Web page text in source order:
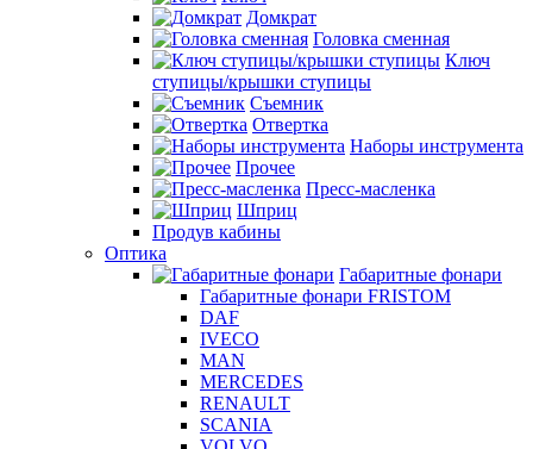
Домкрат
Головка сменная
Ключ
ступицы/крышки ступицы
Съемник
Отвертка
Наборы инструмента
Прочее
Пресс-масленка
Шприц
Продув кабины
Оптика
Габаритные фонари
Габаритные фонари FRISTOM
DAF
IVECO
MAN
MERCEDES
RENAULT
SCANIA